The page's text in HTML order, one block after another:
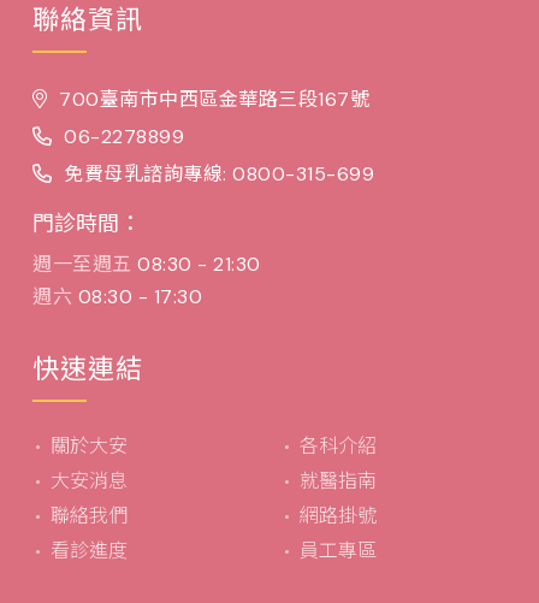
聯絡資訊
700臺南市中西區金華路三段167號
06-2278899
免費母乳諮詢專線: 0800-315-699
門診時間：
週一至週五 08:30 - 21:30
週六 08:30 - 17:30
快速連結
關於大安
各科介紹
大安消息
就醫指南
聯絡我們
網路掛號
看診進度
員工專區